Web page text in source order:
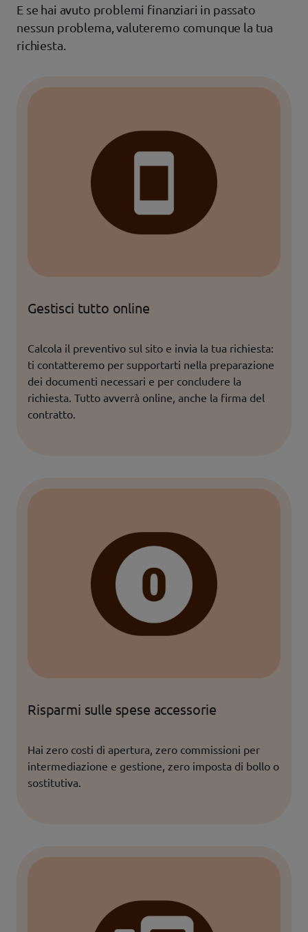
E se hai avuto problemi finanziari in passato
nessun problema, valuteremo comunque la tua
richiesta.
Gestisci tutto online
Calcola il preventivo sul sito e invia la tua richiesta:
ti contatteremo per supportarti nella preparazione
dei documenti necessari e per concludere la
richiesta. Tutto avverrà online, anche la firma del
contratto.
Risparmi sulle spese accessorie
Hai zero costi di apertura, zero commissioni per
intermediazione e gestione, zero imposta di bollo o
sostitutiva.